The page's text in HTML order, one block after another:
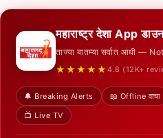
महाराष्ट्र देशा App
ताज्या बातम्या सर्वात आधी —
★★★★★ 4.8 (12K+
🔔 Breaking Alerts 📖 Offline वाचा
📺 Live TV